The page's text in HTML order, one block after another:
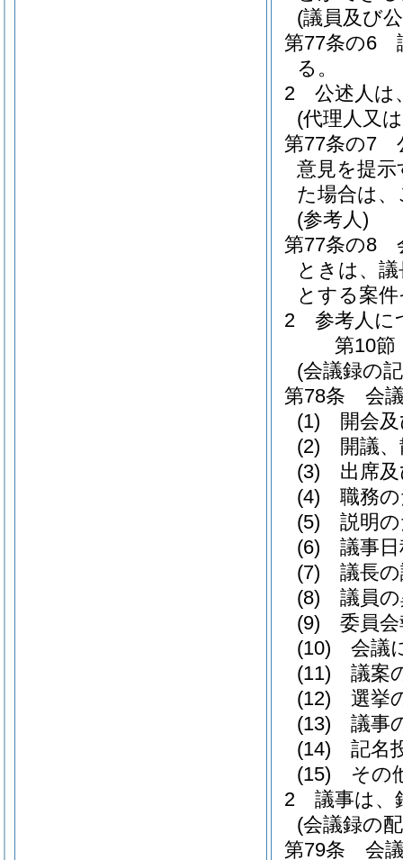
(議員及び
第77条の6
る。
2
公述人は
(代理人又
第77条の7
意見を提
た場合は
(参考人)
第77条の8
ときは、
とする案
2
参考人に
第10節
(会議録の
第78条
会
(1)
開会
(2)
開議
(3)
出席
(4)
職務
(5)
説明
(6)
議事
(7)
議長
(8)
議員
(9)
委員
(10)
会議
(11)
議案
(12)
選挙
(13)
議事
(14)
記名
(15)
その
2
議事は、
(会議録の
第79条
会